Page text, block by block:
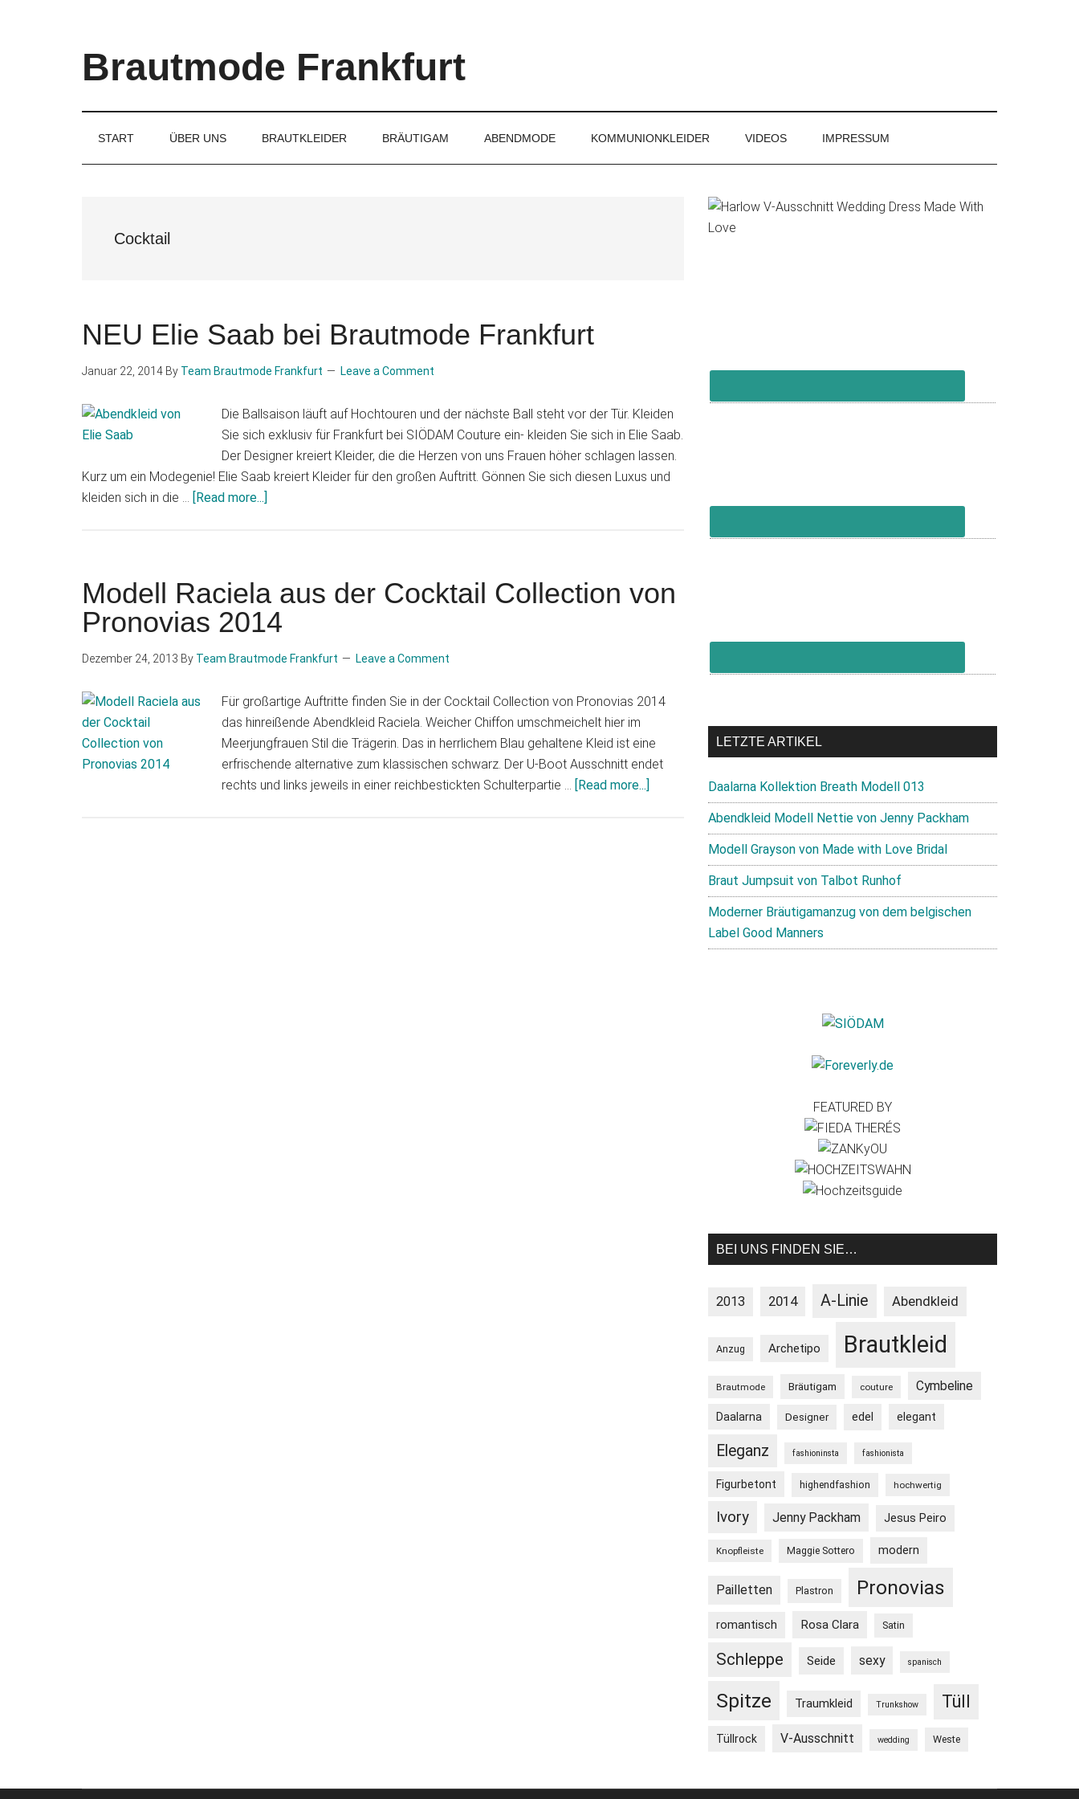
Brautmode Frankfurt
Brautmode
START ÜBER UNS BRAUTKLEIDER BRÄUTIGAM ABENDMODE KOMMUNIONKLEIDER VIDEOS IMPRESSUM
Cocktail
NEU Elie Saab bei Brautmode Frankfurt
Januar 22, 2014 By Team Brautmode Frankfurt Leave a Comment
Die Ballsaison läuft auf Hochtouren und der nächste Ball steht vor der Tür. Kleiden
Sie sich exklusiv für Frankfurt bei SIÖDAM Couture ein- kleiden Sie sich in Elie Saab.
Der Designer kreiert Kleider, die die Herzen von uns Frauen höher schlagen lassen.
Kurz um ein Modegenie! Elie Saab kreiert Kleider für den großen Auftritt. Gönnen Sie sich diesen Luxus und
kleiden sich in die … [Read more...]
Brautmode
Frankfurt
Modell Raciela aus der Cocktail Collection von
Pronovias 2014
Dezember 24, 2013 By Team Brautmode Frankfurt Leave a Comment
Für großartige Auftritte finden Sie in der Cocktail Collection von Pronovias 2014
das hinreißende Abendkleid Raciela. Weicher Chiffon umschmeichelt hier im
Meerjungfrauen Stil die Trägerin. Das in herrlichem Blau gehaltene Kleid ist eine
erfrischende alternative zum klassischen schwarz. Der U-Boot Ausschnitt endet
rechts und links jeweils in einer reichbestickten Schulterpartie … [Read more...]
Primary
Sidebar
LETZTE ARTIKEL
Daalarna Kollektion Breath Modell 013
Abendkleid Modell Nettie von Jenny Packham
Modell Grayson von Made with Love Bridal
Braut Jumpsuit von Talbot Runhof
Moderner Bräutigamanzug von dem belgischen
Label Good Manners
FEATURED BY
BEI UNS FINDEN SIE…
2013 2014 A-Linie Abendkleid
Anzug Archetipo Brautkleid
Brautmode Bräutigam couture Cymbeline
Daalarna Designer edel elegant
Eleganz fashioninsta fashionista
Figurbetont highendfashion hochwertig
Ivory Jenny Packham Jesus Peiro
Knopfleiste Maggie Sottero modern
Pailletten Plastron Pronovias
romantisch Rosa Clara Satin
Schleppe Seide sexy spanisch
Spitze Traumkleid Trunkshow Tüll
Tüllrock V-Ausschnitt wedding Weste